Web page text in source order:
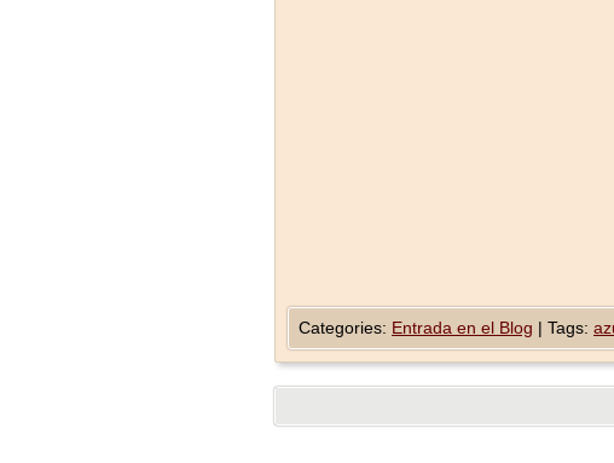
Categories: Entrada en el Blog | Tags: